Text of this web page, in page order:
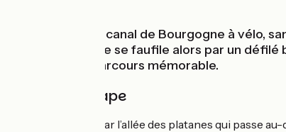
Cette étape du canal de Bourgogne à vélo,
Vandenesse. Elle se faufile alors par un
découvrir. Un parcours mémorable.
Détail de l'étape
Sortir de Pouilly par l’allée des platanes qui passe